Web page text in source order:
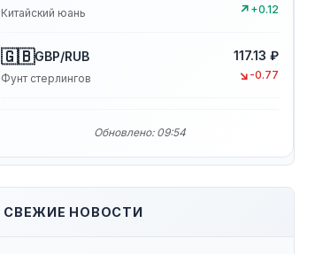
Китайский юань
↗ +0.12
🇬🇧GBP/RUB
Фунт стерлингов
117.13 ₽
↘ -0.77
Обновлено: 09:54
СВЕЖИЕ НОВОСТИ